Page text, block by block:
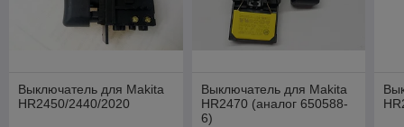
Выключатель для Makita
HR2450/2440/2020
Выключатель для Makita
HR2470 (аналог 650588-
6)